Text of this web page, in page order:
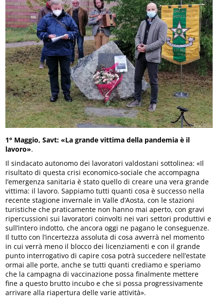
1° Maggio, Savt: «La grande vittima della pandemia è il
lavoro».
Il sindacato autonomo dei lavoratori valdostani sottolinea: «Il
risultato di questa crisi economico-sociale che accompagna
l’emergenza sanitaria è stato quello di creare una vera grande
vittima: il lavoro. Sappiamo tutti quanti cosa è successo nella
recente stagione invernale in Valle d’Aosta, con le stazioni
turistiche che praticamente non hanno mai aperto, con gravi
ripercussioni sui lavoratori coinvolti nei vari settori produttivi e
sull’intero indotto, che ancora oggi ne pagano le conseguenze.
Il tutto con l’incertezza assoluta di cosa avverrà nel momento
in cui verrà meno il blocco dei licenziamenti e con il grande
punto interrogativo di capire cosa potrà succedere nell’estate
ormai alle porte, anche se tutti quanti crediamo e speriamo
che la campagna di vaccinazione possa finalmente mettere
fine a questo brutto incubo e che si possa progressivamente
arrivare alla riapertura delle varie attività».